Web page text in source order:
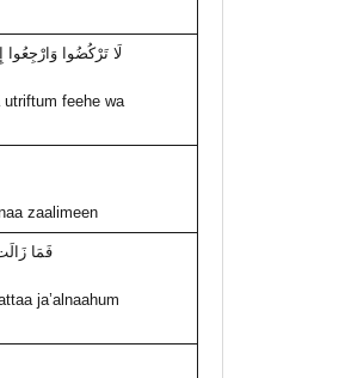
لَا تَرْكُضُوا
utriftum feehe wa
zaalimeen
فَمَا
ja’alnaahum